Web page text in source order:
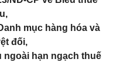
mục hàng hóa và
đối,
ngoài hạn ngạch thuế